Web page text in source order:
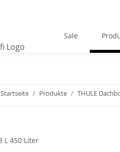
Sale
Startseite Produkte THULE